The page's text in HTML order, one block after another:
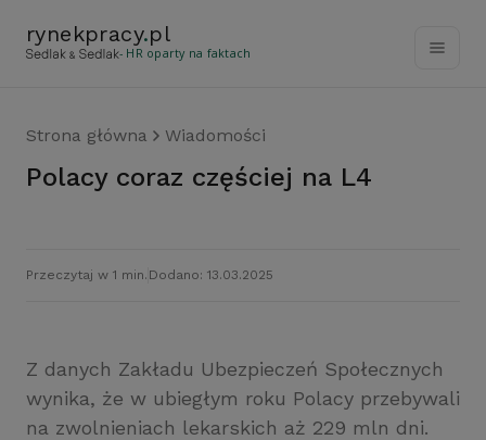
rynekpracy.pl
- HR oparty na faktach
Strona główna Wiadomości
Polacy coraz częściej na L4
Przeczytaj w 1 min. Dodano: 13.03.2025
Z danych Zakładu Ubezpieczeń Społecznych
wynika, że w ubiegłym roku Polacy przebywali
na zwolnieniach lekarskich aż 229 mln dni.